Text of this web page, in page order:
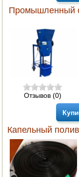
Промышленный
Отзывов (0)
Капельный